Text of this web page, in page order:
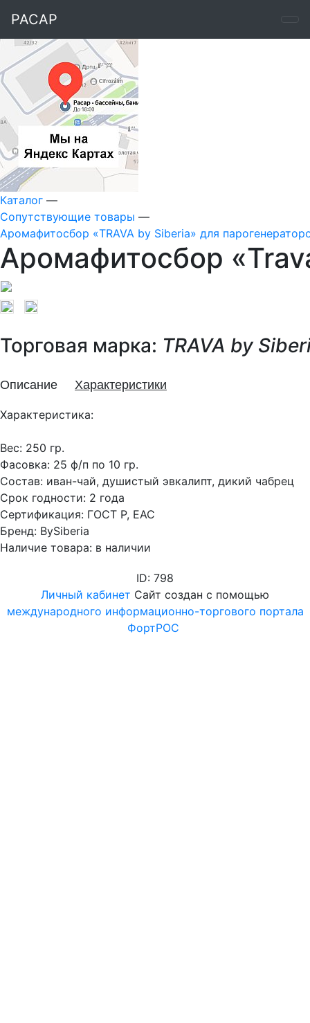
РАСАР
Каталог —
Сопутствующие товары —
Аромафитосбор «TRAVA by Siberia» для
Аромафитосбор
Торговая марка: TRAVA by
Описание Характеристики
Характеристика:
Вес: 250 гр.
Фасовка: 25 ф/п по 10 гр.
Состав: иван-чай, душистый эвкалипт, дикий чабрец
Срок годности: 2 года
Сертификация: ГОСТ Р, EAC
Бренд: BySiberia
Наличие товара: в наличии
ID: 798
Личный кабинет Сайт создан с помощью
международного информационно-торгового портала
ФортРОС